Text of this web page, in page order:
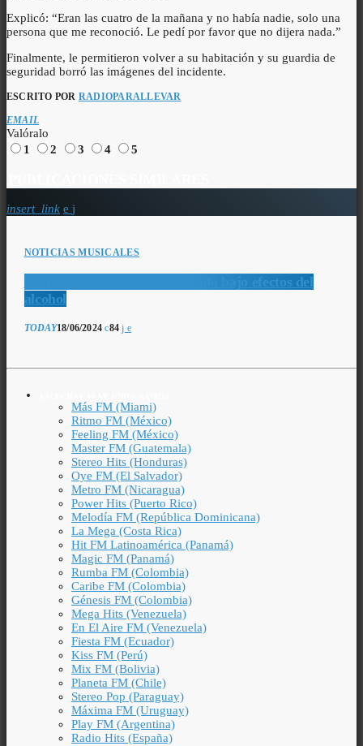
Explicó: “Eran las cuatro de la mañana y no había nadie, solo una
persona que me reconoció. Le pedí por favor que no dijera nada.”
Finalmente, le permitieron volver a su habitación y su guardia de
seguridad borró las imágenes del incidente.
ESCRITO POR RADIOPARALLEVAR
EMAIL
Valóralo
1
2 3 4 5
insert_link
NOTICIAS MUSICALES
Justin Timberlake fue arrestado bajo efectos del
alcohol
TODAY18/06/2024 84
Más FM (Miami)
Ritmo FM (México)
Feeling FM (México)
Master FM (Guatemala)
Stereo Hits (Honduras)
Oye FM (El Salvador)
Metro FM (Nicaragua)
Power Hits (Puerto Rico)
Melodía FM (República Dominicana)
La Mega (Costa Rica)
Hit FM Latinoamérica (Panamá)
Magic FM (Panamá)
Rumba FM (Colombia)
Caribe FM (Colombia)
Génesis FM (Colombia)
Mega Hits (Venezuela)
En El Aire FM (Venezuela)
Fiesta FM (Ecuador)
Kiss FM (Perú)
Mix FM (Bolivia)
Planeta FM (Chile)
Stereo Pop (Paraguay)
Máxima FM (Uruguay)
Play FM (Argentina)
Radio Hits (España)